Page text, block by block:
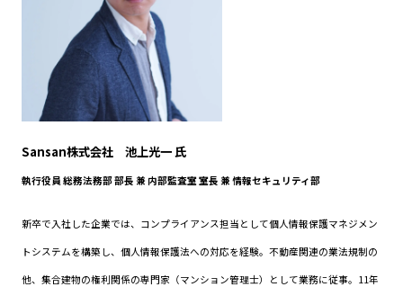
Sansan株式会社 池上光一 氏
執行役員 総務法務部 部長 兼 内部監査室 室長 兼 情報セキュリティ部
新卒で入社した企業では、コンプライアンス担当として個人情報保護マネジメン
トシステムを構築し、個人情報保護法への対応を経験。不動産関連の業法規制の
他、集合建物の権利関係の専門家（マンション管理士）として業務に従事。11年